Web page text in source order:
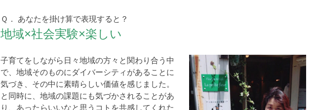
Ｑ． あなたを掛け算で表現すると？
地域×社会実験×楽しい
子育てをしながら日々地域の方々と関わり合う中
で、地域そのものにダイバーシティがあることに
気づき、その中に素晴らしい価値を感じました。
と同時に、地域の課題にも気づかされることがあ
り、あったらいいなと思うコトを共感してくれた